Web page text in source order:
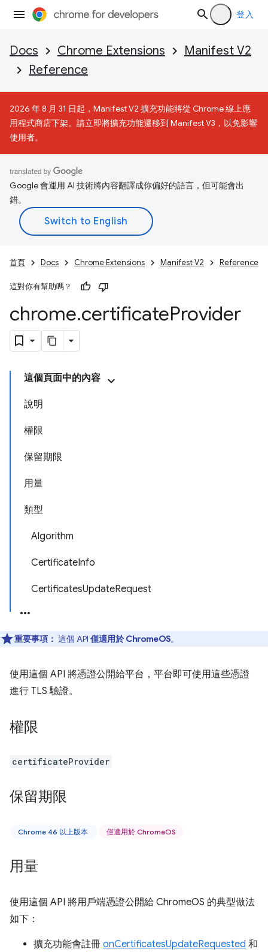
登入
Docs Chrome Extensions
Manifest V2
Reference
2026 年 8 月 31 日起，Manifest V2 擴充功能將從 Chrome 線上應
用程式商店下架。請立即將擴充功能遷移到 Manifest V3，以免影響
使用者。
Google 會運用 AI 技術將內容翻譯成你偏好的語言，但可能會出
錯。
首頁 Docs Chrome Extensions Manifest V2 Reference
這對你有幫助嗎？
chrome.certificateProvider
這個頁面中的內容
說明
權限
保留期限
用量
類型
Algorithm
CertificateInfo
CertificatesUpdateRequest
重要事項： 這個 API 僅適用於 ChromeOS。
使用這個 API 將憑證公開給平台，平台即可使用這些憑證
進行 TLS 驗證。
權限
certificateProvider
保留期限
Chrome 46 以上版本 僅適用於 ChromeOS
用量
使用這個 API 將用戶端憑證公開給 ChromeOS 的典型做法
如下：
擴充功能會註冊 onCertificatesUpdateRequested 和